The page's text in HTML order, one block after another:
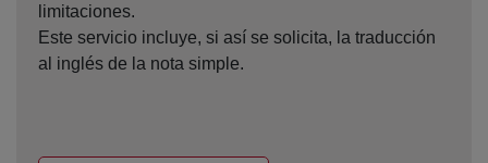
limitaciones.
Este servicio incluye, si así se solicita, la traducción
al inglés de la nota simple.